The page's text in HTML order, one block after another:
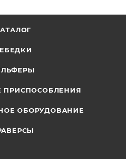
ПРИСПОСОБЛЕНИЯ
ОБОРУДОВАНИЕ